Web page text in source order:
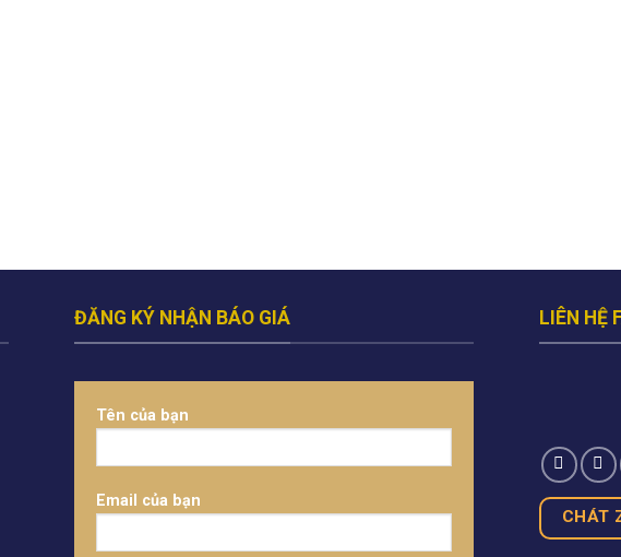
ĐĂNG KÝ NHẬN BÁO GIÁ
Tên của bạn
Email của bạn
LIÊN HỆ
CHÁT